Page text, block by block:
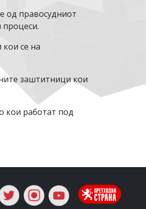
од правосудниот
процеси.
се на
заштитници кои
кои работат под